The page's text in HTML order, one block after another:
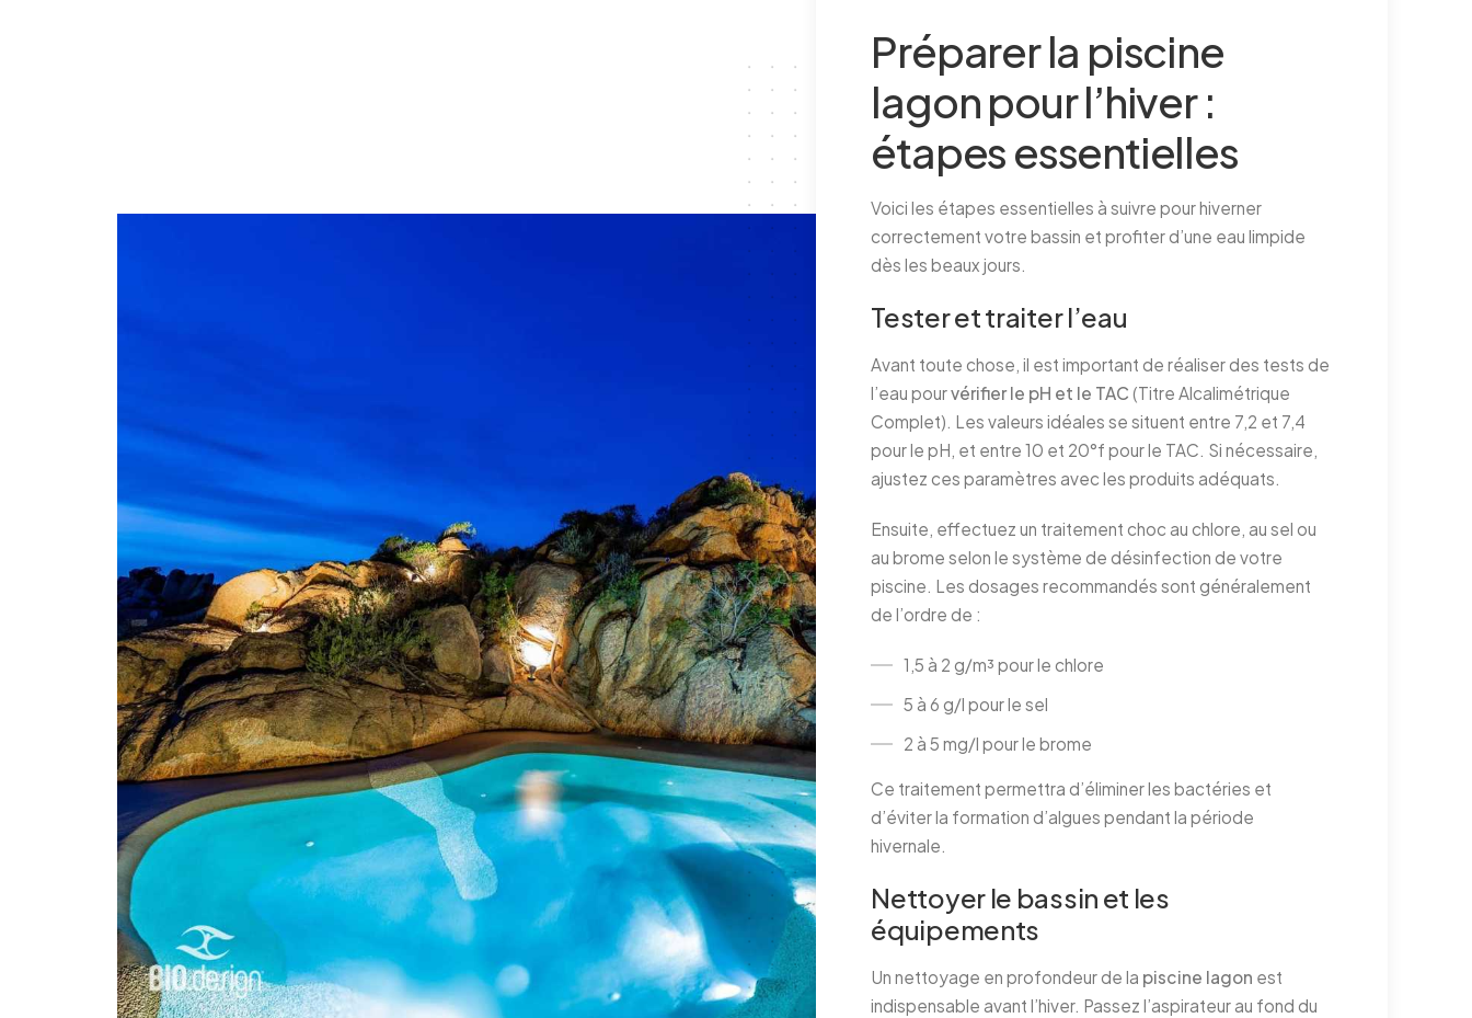
Préparer la piscine
lagon pour l’hiver :
étapes essentielles
Voici les étapes essentielles à suivre pour hiverner
correctement votre bassin et profiter d’une eau limpide
dès les beaux jours.
Tester et traiter l’eau
Avant toute chose, il est important de réaliser des tests de
l’eau pourvérifier le pH et le TAC (Titre Alcalimétrique
Complet). Les valeurs idéales se situent entre 7,2 et 7,4
pour le pH, et entre 10 et 20°f pour le TAC. Si nécessaire,
ajustez ces paramètres avec les produits adéquats.
Ensuite, effectuez un traitement choc au chlore, au sel ou
au brome selon le système de désinfection de votre
piscine. Les dosages recommandés sont généralement
de l’ordre de :
1,5 à 2 g/m³ pour le chlore
5 à 6 g/l pour le sel
2 à 5 mg/l pour le brome
Ce traitement permettra d’éliminer les bactéries et
d’éviter la formation d’algues pendant la période
hivernale.
Nettoyer le bassin et les
équipements
Un nettoyage en profondeur de la piscine lagon est
indispensable avant l’hiver. Passez l’aspirateur au fond du